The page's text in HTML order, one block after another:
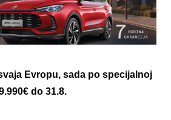
Evropu, sada po specijalnoj
do 31.8.